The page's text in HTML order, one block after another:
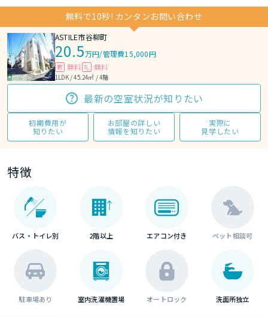
無料で10秒! カンタンお問い合わせ
ASTILE市谷柳町
20.5万円/管理費15,000円
敷 無料 礼 無料
1LDK / 45.24㎡ / 4階
最新の空室状況が知りたい
初期費用が
知りたい
お部屋の詳しい
情報を知りたい
実際に
見学したい
特徴
バス・トイレ別 2階以上 エアコン付き ペット相談可
駐車場あり 室内洗濯機置場 オートロック 洗面所独立